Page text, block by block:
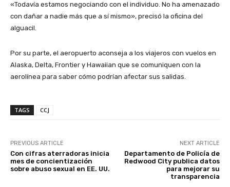
«Todavía estamos negociando con el individuo. No ha amenazado
con dañar a nadie más que a sí mismo», precisó la oficina del
alguacil.
Por su parte, el aeropuerto aconseja a los viajeros con vuelos en
Alaska, Delta, Frontier y Hawaiian que se comuniquen con la
aerolínea para saber cómo podrían afectar sus salidas.
TAGS CCJ
PREVIOUS ARTICLE
Con cifras aterradoras inicia
mes de concientización
sobre abuso sexual en EE. UU.
NEXT ARTICLE
Departamento de Policía de
Redwood City publica datos
para mejorar su
transparencia